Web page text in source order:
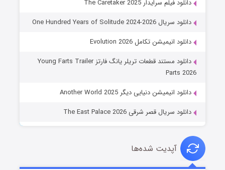
دانلود فیلم سرایدار The Caretaker 2025
دانلود سریال One Hundred Years of Solitude 2024-2026
دانلود انیمیشن تکامل Evolution 2026
دانلود مستند قطعات تریلر یانگ فارتز Young Farts Trailer
Parts 2026
دانلود انیمیشن دنیایی دیگر Another World 2025
دانلود سریال قصر شرقی The East Palace 2026
آپدیت شده‌ها